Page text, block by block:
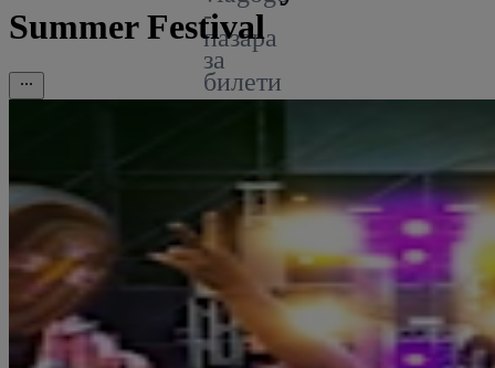
-
пазара
за
билети
Summer Festival